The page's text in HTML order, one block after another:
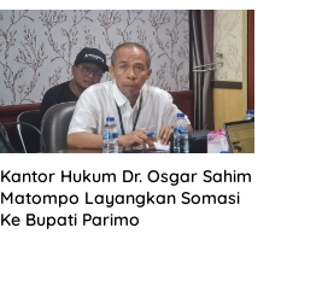
Kantor Hukum Dr. Osgar Sahim
Matompo Layangkan Somasi
Ke Bupati Parimo